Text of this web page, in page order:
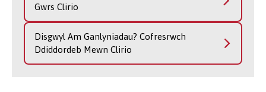
Gwrs Clirio
Disgwyl Am Ganlyniadau? Cofresrwch
Ddiddordeb Mewn Clirio